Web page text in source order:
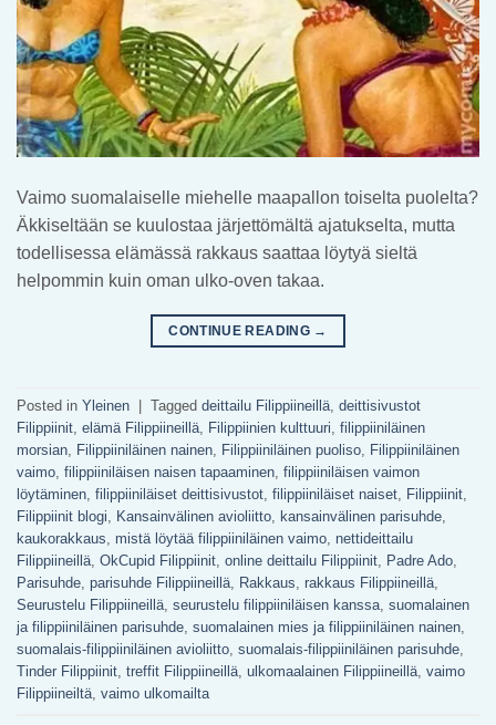
Vaimo suomalaiselle miehelle maapallon toiselta puolelta?
Äkkiseltään se kuulostaa järjettömältä ajatukselta, mutta
todellisessa elämässä rakkaus saattaa löytyä sieltä
helpommin kuin oman ulko-oven takaa.
CONTINUE READING →
Posted in Yleinen Tagged deittailu Filippiineillä deittisivustot
Filippiinit elämä Filippiineillä Filippiinien kulttuuri filippiiniläinen
morsian
Filippiiniläinen nainen Filippiiniläinen puoliso
Filippiiniläinen
vaimo filippiiniläisen naisen tapaaminen filippiiniläisen vaimon
löytäminen filippiiniläiset deittisivustot filippiiniläiset naiset Filippiinit
Filippiinit blogi
Kansainvälinen avioliitto kansainvälinen parisuhde
kaukorakkaus
mistä löytää filippiiniläinen vaimo nettideittailu
Filippiineillä OkCupid Filippiinit online deittailu Filippiinit Padre Ado
Parisuhde parisuhde Filippiineillä Rakkaus rakkaus Filippiineillä
Seurustelu Filippiineillä seurustelu filippiiniläisen kanssa suomalainen
ja filippiiniläinen parisuhde suomalainen mies ja filippiiniläinen nainen
suomalais-filippiiniläinen avioliitto suomalais-filippiiniläinen parisuhde
Tinder Filippiinit treffit Filippiineillä ulkomaalainen Filippiineillä vaimo
Filippiineiltä vaimo ulkomailta